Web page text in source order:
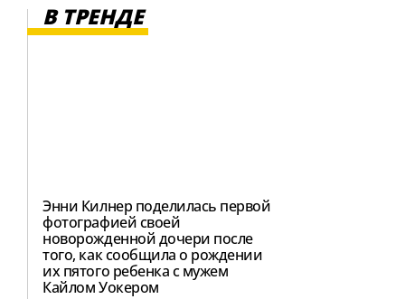
В ТРЕНДЕ
Энни Килнер поделилась первой
фотографией своей
новорожденной дочери после
того, как сообщила о рождении
их пятого ребенка с мужем
Кайлом Уокером